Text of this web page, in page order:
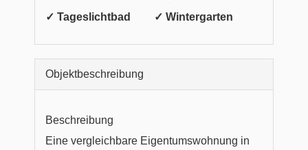
✓ Tageslichtbad
✓ Wintergarten
Objekt­beschreibung
Beschreibung
Eine vergleichbare Eigentumswohnung in